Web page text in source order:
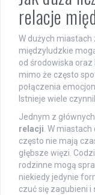
relacje
W dużych
międzyludzkie
od środowiska oraz
mimo że często
połączenia
Istnieje wiele
Jednym z
relacji. W
często nie mają
głębsze więzi.
rodzinne mogą
niekiedy jedynie
czuć się zagubieni i